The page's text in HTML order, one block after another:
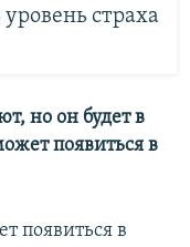
страха
но он будет в
появиться в
появиться в